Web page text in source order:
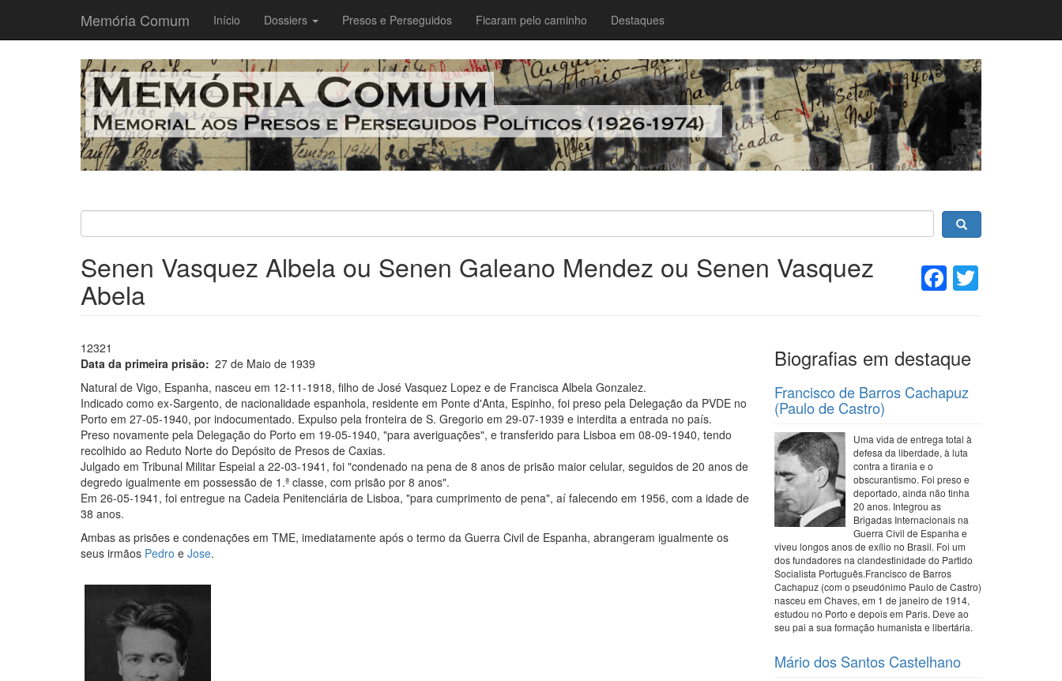
Memória Comum
Main
navigation
Início Dossiers Presos e Perseguidos Ficaram pelo caminho Destaques
Facebook
Senen Vasquez Albela ou Senen Galeano Mendez ou Senen Vasquez
Abela
12321
Data da primeira prisão
27 de Maio de 1939
Natural de Vigo, Espanha, nasceu em 12-11-1918, filho de José Vasquez Lopez e de Francisca Albela Gonzalez.
Indicado como ex-Sargento, de nacionalidade espanhola, residente em Ponte d'Anta, Espinho, foi preso pela Delegação da PVDE no
Porto em 27-05-1940, por indocumentado. Expulso pela fronteira de S. Gregorio em 29-07-1939 e interdita a entrada no país.
Preso novamente pela Delegação do Porto em 19-05-1940, "para averiguações", e transferido para Lisboa em 08-09-1940, tendo
recolhido ao Reduto Norte do Depósito de Presos de Caxias.
Julgado em Tribunal Militar Espeial a 22-03-1941, foi "condenado na pena de 8 anos de prisão maior celular, seguidos de 20 anos de
degredo igualmente em possessão de 1.ª classe, com prisão por 8 anos".
Em 26-05-1941, foi entregue na Cadeia Penitenciária de Lisboa, "para cumprimento de pena", aí falecendo em 1956, com a idade de
38 anos.
Ambas as prisões e condenações em TME, imediatamente após o termo da Guerra Civil de Espanha, abrangeram igualmente os
seus irmãos Pedro e Jose.
Biografias em destaque
Francisco de Barros Cachapuz
(Paulo de Castro)
Uma vida de entrega total à
defesa da liberdade, à luta
contra a tirania e o
obscurantismo. Foi preso e
deportado, ainda não tinha
20 anos. Integrou as
Brigadas Internacionais na
Guerra Civil de Espanha e
viveu longos anos de exílio no Brasil. Foi um
dos fundadores na clandestinidade do Partido
Socialista Português.Francisco de Barros
Cachapuz (com o pseudónimo Paulo de Castro)
nasceu em Chaves, em 1 de janeiro de 1914,
estudou no Porto e depois em Paris. Deve ao
seu pai a sua formação humanista e libertária.
Mário dos Santos Castelhano